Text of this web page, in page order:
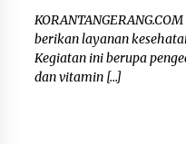
9
untuk
berikan layanan
Kegiatan ini berupa
dan vitamin […]